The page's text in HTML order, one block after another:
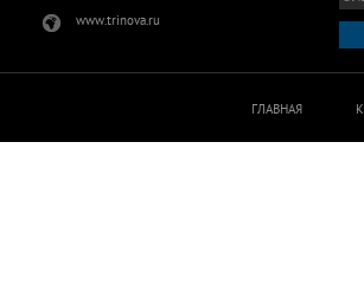
www.trinova.ru
ГЛАВНАЯ